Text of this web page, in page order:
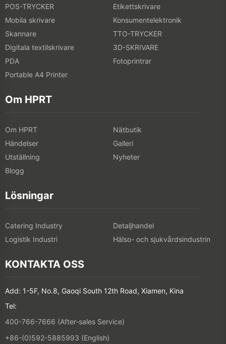
POS-TRYCKER
Etikettskrivare
Mobila skrivare
Konsumentelektronik
Skannare
TTO-TRYCKER
Digitala textilskrivare
3D-SKRIVARE
PDA
Fotoprintrar
Portable A4 Printer
Om HPRT
Om HPRT
Nätbutik
Händelser
Galleri
Utställning
Nyheter
Blogg
Lösningar
Catering Industry
Detaljhandel
Logistik Industri
Hälso- och sjukvårdsindustrin
KONTAKTA OSS
Add: 1-5F, No.8, Gaoqi South 12th Road, Xiamen, Kina
Tel:
400-766-7666 (After-sales Service)
+86-(0)592-5885993 (English)